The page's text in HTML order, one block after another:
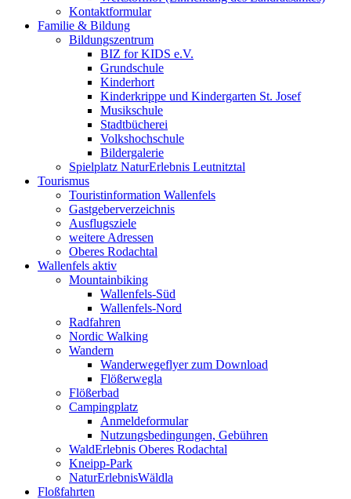
Kontaktformular
Familie & Bildung
Bildungszentrum
BIZ for KIDS e.V.
Grundschule
Kinderhort
Kinderkrippe und Kindergarten St. Josef
Musikschule
Stadtbücherei
Volkshochschule
Bildergalerie
Spielplatz NaturErlebnis Leutnitztal
Tourismus
Touristinformation Wallenfels
Gastgeberverzeichnis
Ausflugsziele
weitere Adressen
Oberes Rodachtal
Wallenfels aktiv
Mountainbiking
Wallenfels-Süd
Wallenfels-Nord
Radfahren
Nordic Walking
Wandern
Wanderwegeflyer zum Download
Flößerwegla
Flößerbad
Campingplatz
Anmeldeformular
Nutzungsbedingungen, Gebühren
WaldErlebnis Oberes Rodachtal
Kneipp-Park
NaturErlebnisWäldla
Floßfahrten